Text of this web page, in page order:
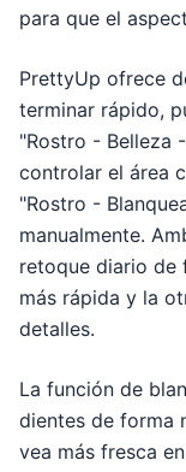
para que el
PrettyUp ofrece
terminar rápido,
"Rostro - Belleza
controlar el área
"Rostro -
manualmente.
retoque diario de
más rápida y la
detalles.
La función de
dientes de forma
vea más fresca